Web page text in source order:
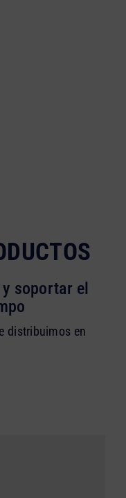
soportar el
distribuimos en